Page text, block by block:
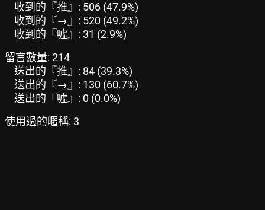
收到的『推』: 506 (47.9%)
收到的『→』: 520 (49.2%)
收到的『噓』: 31 (2.9%)
留言數量: 214
送出的『推』: 84 (39.3%)
送出的『→』: 130 (60.7%)
送出的『噓』: 0 (0.0%)
使用過的暱稱: 3